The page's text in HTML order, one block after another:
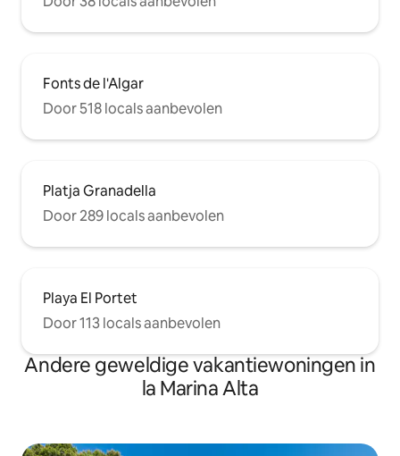
Fonts de l'Algar
Door 518 locals aanbevolen
Platja Granadella
Door 289 locals aanbevolen
Playa El Portet
Door 113 locals aanbevolen
Andere geweldige vakantiewoningen in
la Marina Alta